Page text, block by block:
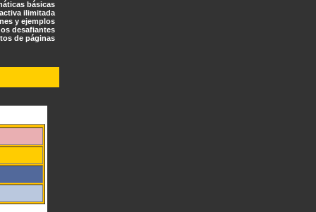
básicas
ilimitada
y ejemplos
desafiantes
de páginas